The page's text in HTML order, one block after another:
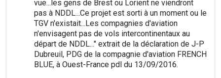
vue...les gens de Brest ou Lorient ne viendront
pas à NDDL...Ce projet est sorti à un moment ou le
TGV n'existait...Les compagnies d'aviation
n'envisagent pas de vols intercontinentaux au
départ de NDDL..." extrait de la déclaration de J-P
Dubreuil, PDG de la compagnie d'aviation FRENCH
BLUE, à Ouest-France pdl du 13/09/2016.